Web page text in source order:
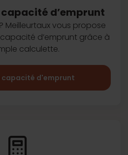
d’emprunt
Meilleurtaux vous propose
d’emprunt grâce à
calculette.
capacité d'emprunt